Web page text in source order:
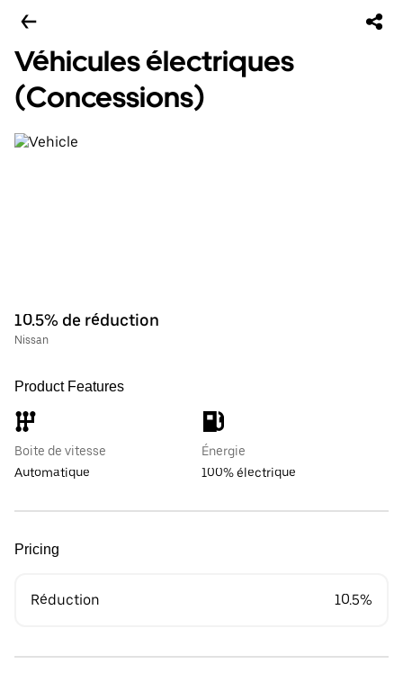
Véhicules électriques
(Concessions)
10.5% de réduction
Nissan
Product Features
Boite de vitesse
Automatique
Énergie
100% électrique
Pricing
Réduction 10.5%